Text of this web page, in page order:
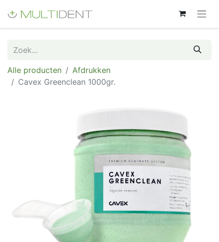
Alle producten
Afdrukken
Cavex Greenclean 1000gr.